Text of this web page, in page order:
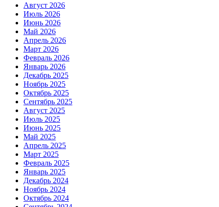
Август 2026
Июль 2026
Июнь 2026
Май 2026
Апрель 2026
Март 2026
Февраль 2026
Январь 2026
Декабрь 2025
Ноябрь 2025
Октябрь 2025
Сентябрь 2025
Август 2025
Июль 2025
Июнь 2025
Май 2025
Апрель 2025
Март 2025
Февраль 2025
Январь 2025
Декабрь 2024
Ноябрь 2024
Октябрь 2024